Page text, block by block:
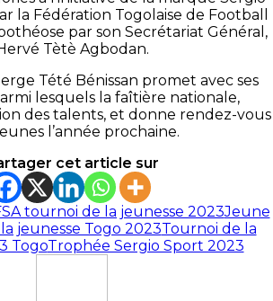
la Fédération Togolaise de Football
par son Secrétariat Général,
Tètè Agbodan.
Tété Bénissan promet avec ses
lesquels la faîtière nationale,
des talents, et donne rendez-vous
l’année prochaine.
cet article sur
tournoi de la jeunesse 2023Jeune
jeunesse Togo 2023Tournoi de la
TogoTrophée Sergio Sport 2023